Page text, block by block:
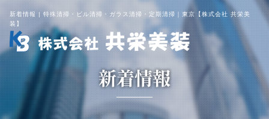
新着情報 | 特殊清掃・ビル清掃・ガラス清掃・定期清掃｜東京【株式会社 共栄美
装】
新着情報